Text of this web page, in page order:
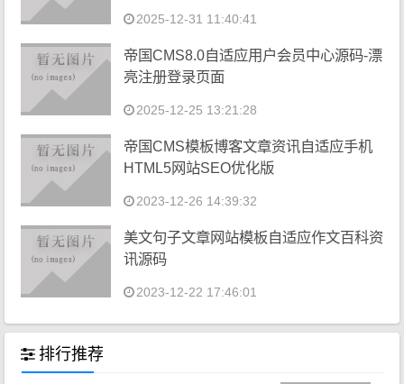
2025-12-31 11:40:41
帝国CMS8.0自适应用户会员中心源码-漂
亮注册登录页面
2025-12-25 13:21:28
帝国CMS模板博客文章资讯自适应手机
HTML5网站SEO优化版
2023-12-26 14:39:32
美文句子文章网站模板自适应作文百科资
讯源码
2023-12-22 17:46:01
排行推荐